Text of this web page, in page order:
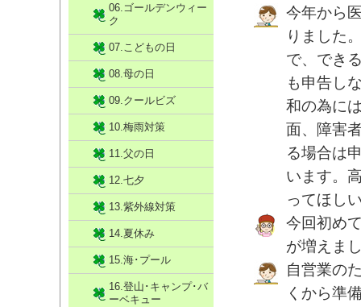
今年から
りました
で、でき
も申告し
和の為に
面、障害
る場合は
います。
ってほし
今回初め
が増えま
自営業の
くから準
06.ゴールデンウィー
ク
07.こどもの日
08.母の日
09.クールビズ
10.梅雨対策
11.父の日
12.七夕
13.紫外線対策
14.夏休み
15.海･プール
16.登山･キャンプ･バ
ーベキュー